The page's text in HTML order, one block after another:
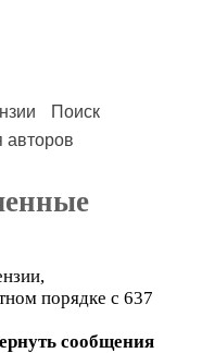
Поиск
авторов
порядке с 637
сообщения